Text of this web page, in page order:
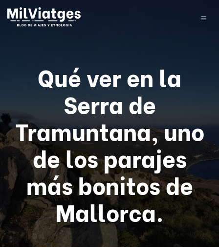
Qué ver en la
Serra de
Tramuntana, uno
de los parajes
más bonitos de
Mallorca.